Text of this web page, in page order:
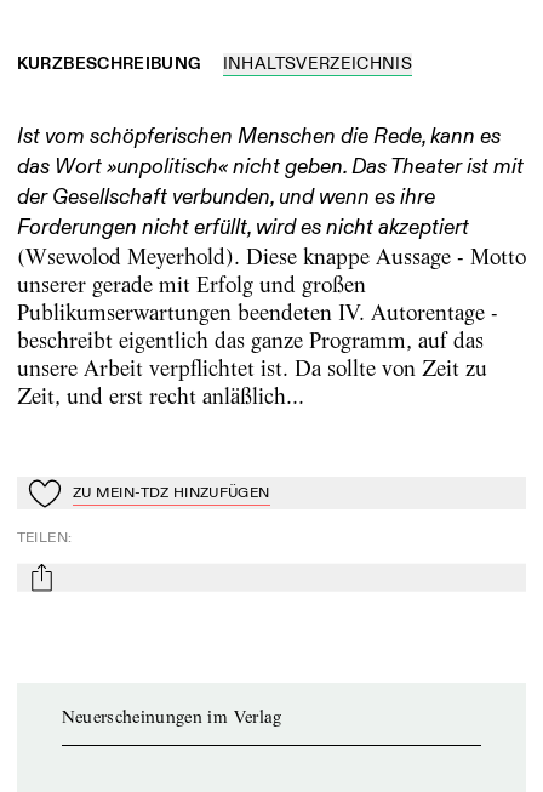
KURZBESCHREIBUNG INHALTSVERZEICHNIS
Ist vom schöpferischen Menschen die Rede, kann es
das Wort »unpolitisch« nicht geben. Das Theater ist mit
der Gesellschaft verbunden, und wenn es ihre
Forderungen nicht erfüllt, wird es nicht akzeptiert
(Wsewolod Meyerhold). Diese knappe Aussage - Motto
unserer gerade mit Erfolg und großen
Publikumserwartungen beendeten IV. Autorentage -
beschreibt eigentlich das ganze Programm, auf das
unsere Arbeit verpflichtet ist. Da sollte von Zeit zu
Zeit, und erst recht anläßlich...
Zu Mein-TdZ hinzufügen
ZU MEIN-TDZ HINZUFÜGEN
TEILEN:
mail
Neuerscheinungen im Verlag